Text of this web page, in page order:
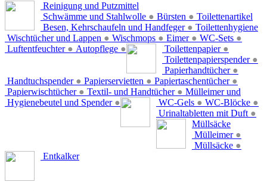
Reinigung und Putzmittel
Schwämme und Stahlwolle ● Bürsten ●
Besen, Kehrschaufeln und Handfeger ●
Wischtücher und Lappen ● Wischmops ● Eimer ● WC-Sets ●
Luftentfeuchter ● Autopflege ●
Toilettenartikel
Toilettenpapier ●
Toilettenpapierspender ●
Papierhandtücher ●
Handtuchspender ● Papierservietten ● Papiertaschentücher ●
Papierwischtücher ● Textil- und Handtücher ●
Hygienebeutel und Spender ●
Toilettenhygiene
WC-Gels ● WC-Blöcke ●
Urinaltabletten mit Duft ●
Mülleimer und
Müllsäcke
Mülleimer ●
Müllsäcke ●
Entkalker